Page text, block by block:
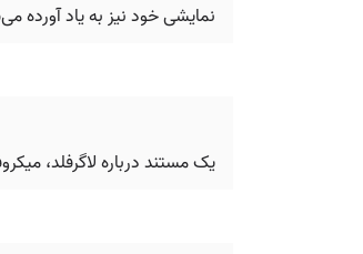
نمایشی خود نیز به یاد آورده
یک مستند درباره لاگرفلد،